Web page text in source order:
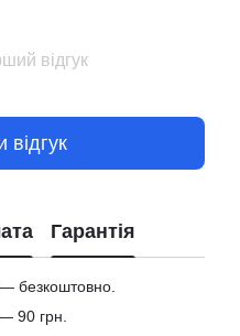
відгук
відгук
Гарантія
безкоштовно.
90 грн.